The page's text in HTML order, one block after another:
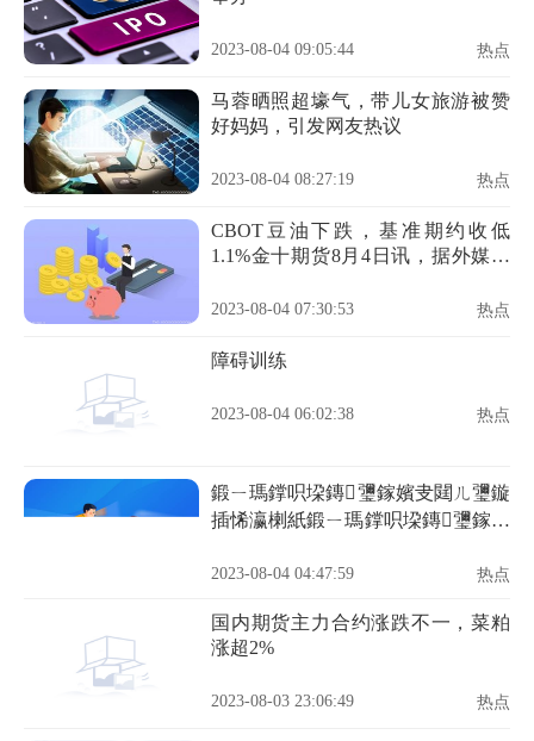
2023-08-04 09:05:44 热点
马蓉晒照超壕气，带儿女旅游被赞
好妈妈，引发网友热议
2023-08-04 08:27:19 热点
CBOT豆油下跌，基准期约收低
1.1%金十期货8月4日讯，据外媒报
（CBOT）豆油期货市场收盘下
原因是中西部的降雨改善，马来西
2023-08-04 07:30:53 热点
障碍训练
2023-08-04 06:02:38 热点
鍛ㄧ瑪鐣呮垜鏄瓕鎵嬪叏閮ㄦ瓕鏇
插悕瀛楋紙鍛ㄧ瑪鐣呮垜鏄瓕鎵嬪
2023-08-04 04:47:59 热点
国内期货主力合约涨跌不一，菜粕
涨超2%
2023-08-03 23:06:49 热点